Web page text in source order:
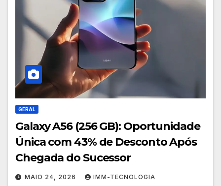
GERAL
Galaxy A56 (256 GB): Oportunidade
Única com 43% de Desconto Após
Chegada do Sucessor
MAIO 24, 2026 IMM-TECNOLOGIA